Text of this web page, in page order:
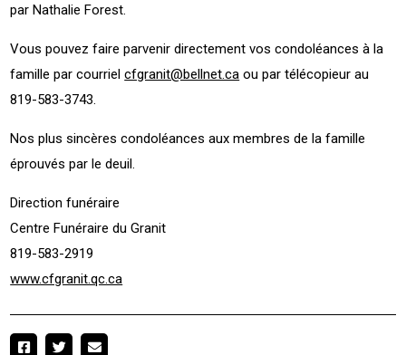
par Nathalie Forest.
Vous pouvez faire parvenir directement vos condoléances à la
famille par courrielcfgranit@bellnet.ca ou par télécopieur au
819-583-3743.
Nos plus sincères condoléances aux membres de la famille
éprouvés par le deuil.
Direction funéraire
Centre Funéraire du Granit
819-583-2919
www.cfgranit.qc.ca